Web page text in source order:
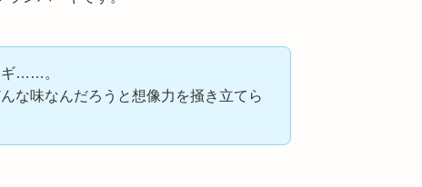
ギ……。
な味なんだろうと想像力を掻き立てら